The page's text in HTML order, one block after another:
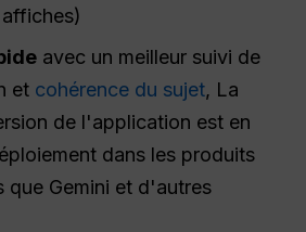
avec un meilleur suivi de
et cohérence du sujet, La
de l'application est en
dans les produits
que Gemini et d'autres